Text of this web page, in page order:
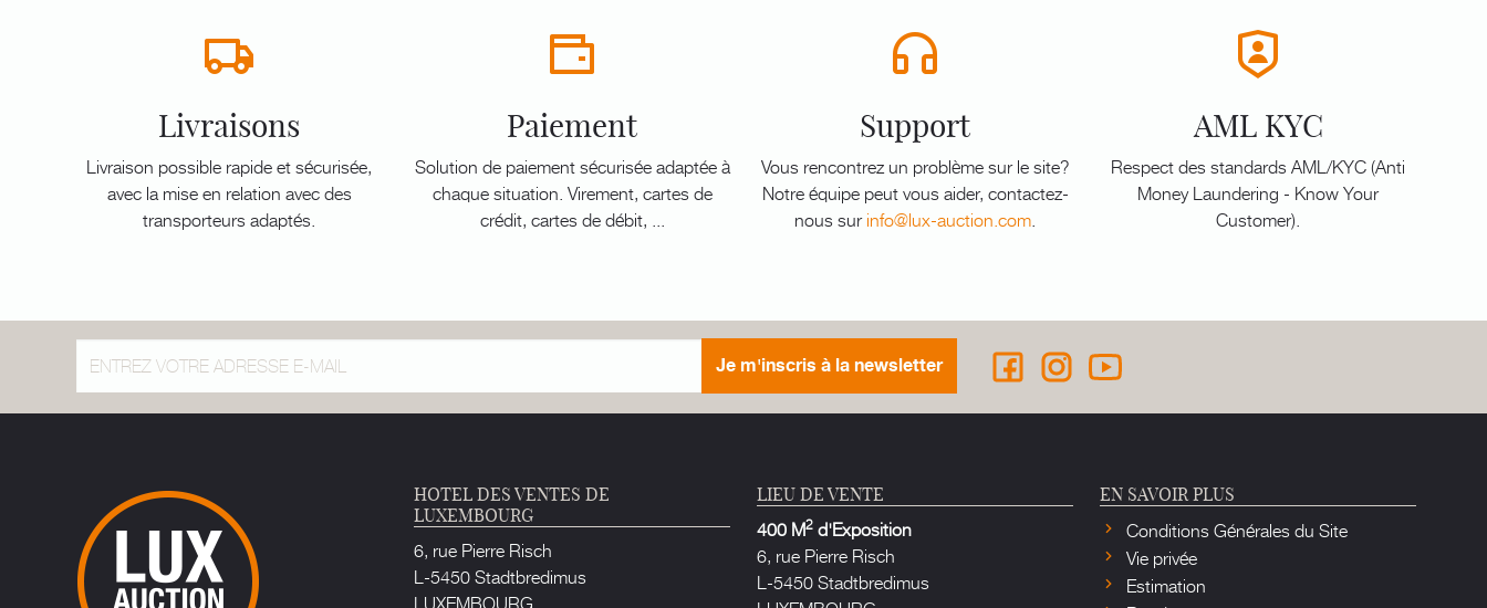
Livraisons
Livraison possible rapide et sécurisée,
avec la mise en relation avec des
transporteurs adaptés.
Paiement
Solution de paiement sécurisée adaptée à
chaque situation. Virement, cartes de
crédit, cartes de débit, ...
Support
Vous rencontrez un problème sur le site?
Notre équipe peut vous aider, contactez-
nous surinfo@lux-auction.com
AML KYC
Respect des standards AML/KYC (Anti
Money Laundering - Know Your
Customer).
Je m'inscris à la newsletter
HOTEL DES VENTES DE
LUXEMBOURG
6, rue Pierre Risch
L-5450 Stadtbredimus
LUXEMBOURG
LIEU DE VENTE
400 M2 d'Exposition
6, rue Pierre Risch
L-5450 Stadtbredimus
EN SAVOIR PLUS
Conditions Générales du Site
Vie privée
Estimation